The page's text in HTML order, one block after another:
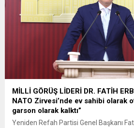
MİLLİ GÖRÜŞ LİDERİ DR. FATİH
NATO Zirvesi’nde ev sahibi olarak
garson olarak kalktı”
Yeniden Refah Partisi Genel Başkanı